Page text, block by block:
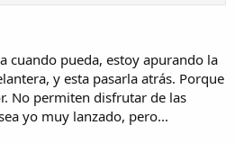
cuando pueda, estoy apurando la
y esta pasarla atrás. Porque
No permiten disfrutar de las
yo muy lanzado, pero...